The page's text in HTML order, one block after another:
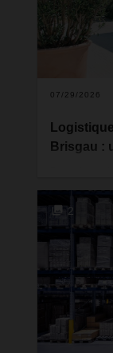
07/29/2026
Brisgau :
de
environ 12
capacités
Le centre
Brisgau
dédié à la
renforce la
frontalière
Suisse, tout
2